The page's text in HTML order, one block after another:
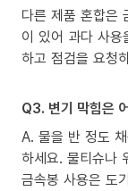
다른 제품 혼합은
이 있어 과다 사
하고 점검을 요청
Q3. 변기 막힘은
A. 물을 반 정도
하세요. 물티슈나
금속봉 사용은 도